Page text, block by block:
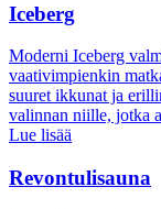
Iceberg
Moderni Iceberg
vaativimpienkin
suuret ikkunat ja
valinnan niille, jotka
Lue lisää
Revontulisauna